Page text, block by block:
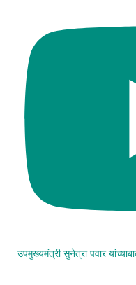
उपमुख्यमंत्री सुनेत्रा पवार